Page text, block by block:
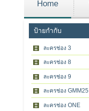
Home
ป้ายกำกับ
ละครช่อง 3
ละครช่อง 8
ละครช่อง 9
ละครช่อง GMM25
ละครช่อง ONE